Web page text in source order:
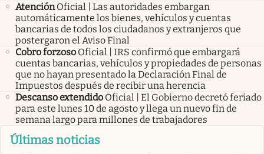
Atención Oficial | Las autoridades embargan
automáticamente los bienes, vehículos y cuentas
bancarias de todos los ciudadanos y extranjeros que
postergaron el Aviso Final
Cobro forzoso Oficial | IRS confirmó que embargará
cuentas bancarias, vehículos y propiedades de personas
que no hayan presentado la Declaración Final de
Impuestos después de recibir una herencia
Descanso extendido Oficial | El Gobierno decretó feriado
para este lunes 10 de agosto y llega un nuevo fin de
semana largo para millones de trabajadores
Últimas noticias